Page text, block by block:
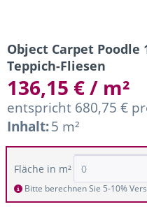
Object Carpet Poodle
Teppich-Fliesen
136,15 € / m²
entspricht 680,75 €
Inhalt:5 m²
Fläche in m²
Bitte berechnen Sie 5-10%